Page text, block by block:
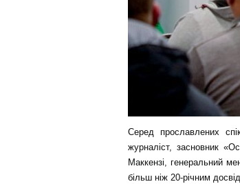
Серед прославлених
журналіст, засновник
Маккензі, генеральний
більш ніж 20-річним